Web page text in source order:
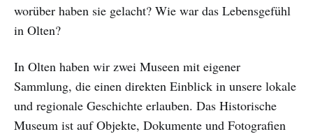
worüber haben sie gelacht? Wie war das Lebensgefühl
in Olten?
In Olten haben wir zwei Museen mit eigener
Sammlung, die einen direkten Einblick in unsere lokale
und regionale Geschichte erlauben. Das Historische
Museum ist auf Objekte, Dokumente und Fotografien